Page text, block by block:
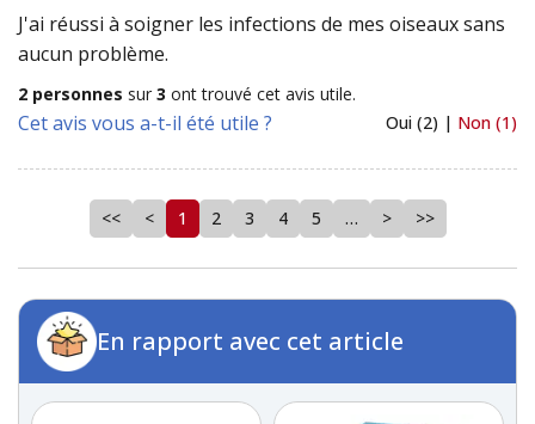
J'ai réussi à soigner les infections de mes oiseaux sans
aucun problème.
2 personnes sur 3 ont trouvé cet avis utile.
Cet avis vous a-t-il été utile ? Oui (2) | Non (1)
<< < 1 2 3 4 5 … > >>
En rapport avec cet article